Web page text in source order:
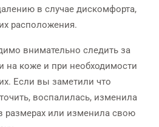
в случае дискомфорта,
расположения.
внимательно следить за
коже и при необходимости
Если вы заметили что
воспалилась, изменила
размерах или изменила свою